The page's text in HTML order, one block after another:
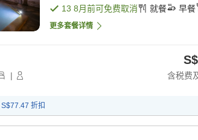
13 8月前可免费取消 就餐 早餐
更多套餐详情
| 含税费
S$77.47 折扣